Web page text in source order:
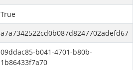
True
a7a7342522cd0b087d8247702adefd67
09ddac85-b041-4701-b80b-
1b86433f7a70